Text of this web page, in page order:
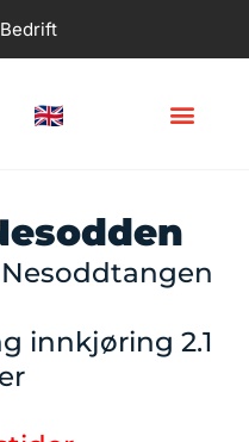
Bedrift
Nesoddtangen
innkjøring 2.1